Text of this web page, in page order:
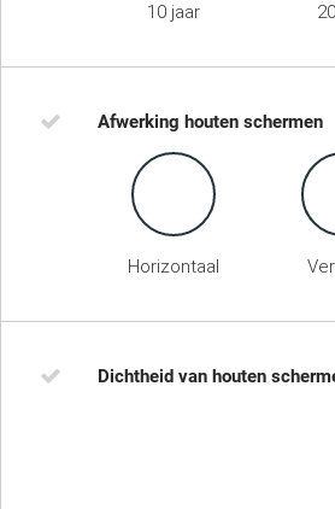
10 jaar
Afwerking houten schermen
Horizontaal
Dichtheid van houten